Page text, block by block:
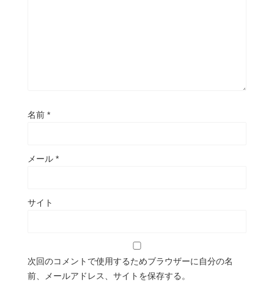
名前 *
メール *
サイト
次回のコメントで使用するためブラウザーに自分の名
前、メールアドレス、サイトを保存する。